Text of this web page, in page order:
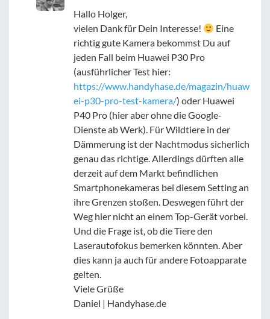
Hallo Holger,
vielen Dank für Dein Interesse!
Eine
richtig gute Kamera bekommst Du auf
jeden Fall beim Huawei P30 Pro
(ausführlicher Test hier:
https://www.handyhase.de/magazin/huaw
ei-p30-pro-test-kamera/) oder Huawei
P40 Pro (hier aber ohne die Google-
Dienste ab Werk). Für Wildtiere in der
Dämmerung ist der Nachtmodus sicherlich
genau das richtige. Allerdings dürften alle
derzeit auf dem Markt befindlichen
Smartphonekameras bei diesem Setting an
ihre Grenzen stoßen. Deswegen führt der
Weg hier nicht an einem Top-Gerät vorbei.
Und die Frage ist, ob die Tiere den
Laserautofokus bemerken könnten. Aber
dies kann ja auch für andere Fotoapparate
gelten.
Viele Grüße
Daniel | Handyhase.de